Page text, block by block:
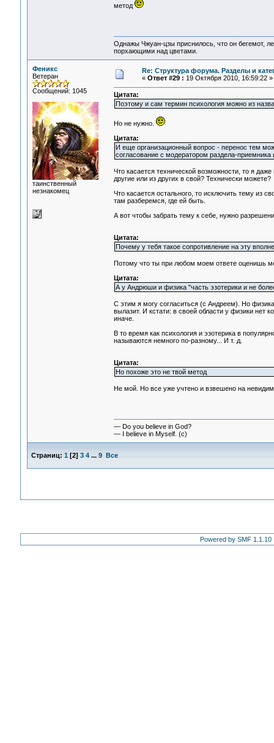
метод
Однажы Чжуан-цзы приснилось, что он бегемот,
порхающими над цветами.
Феникс
Ветеран
Сообщений: 1045
таинственный
незнакомец
Re: Структура форума. Разделы и
« Ответ #29 : 19 Октября 2010, 16:59:22 »
Цитата:
Поэтому и сам термин психология можно из
Но не нужно.
Цитата:
И еще организационный вопрос - перенос тем
согласование с модератором раздела-приемника
Что касается технической возможности, то я
другие или из других в свой? Технически можете?
Что касается остального, то исключить тему из
там разберемся, где ей быть.
А вот чтобы забрать тему к себе, нужно
Цитата:
Почему у тебя такое сопротивление на эту
Потому что ты при любом моем ответе оценишь
Цитата:
А у Андрюши и физика "часть эзотерики и не
С этим я могу согласиться (с Андреем). Но
вылазит. И кстати: в своей области у физики нет
иначе.
В то время как психология и эзотерика в
называются немного по-разному... И т. д.
Цитата:
Но похоже это не твой метод
Не мой. Но все уже учтено и взвешено на
— Do you believe in God?
— I believe in Myself. (c)
Страниц: 1 [2] 3 4 ... 9 Все
Powered by SMF 1.1.10